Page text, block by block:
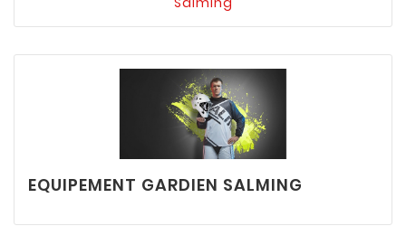
EQUIPEMENT GARDIEN SALMING